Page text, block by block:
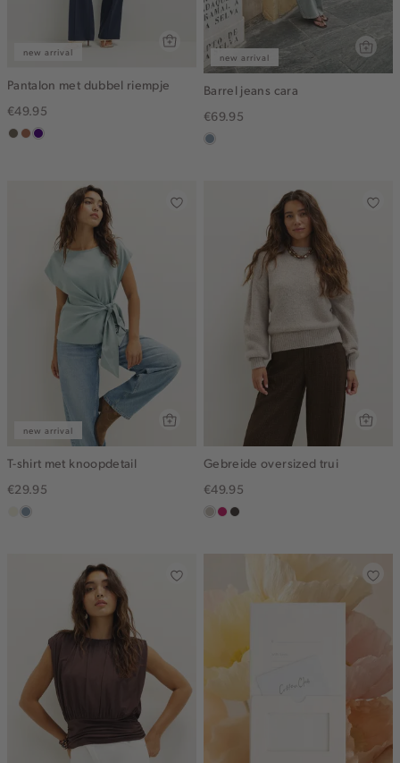
new arrival
Pantalon met dubbel riempje
€49.95
middenbruin
terracotta
indigo
new arrival
Barrel jeans cara
€69.95
dusty
new arrival
T-shirt met knoopdetail
€29.95
ecrudusty
Gebreide oversized trui
€49.95
taupe,
rose,choco